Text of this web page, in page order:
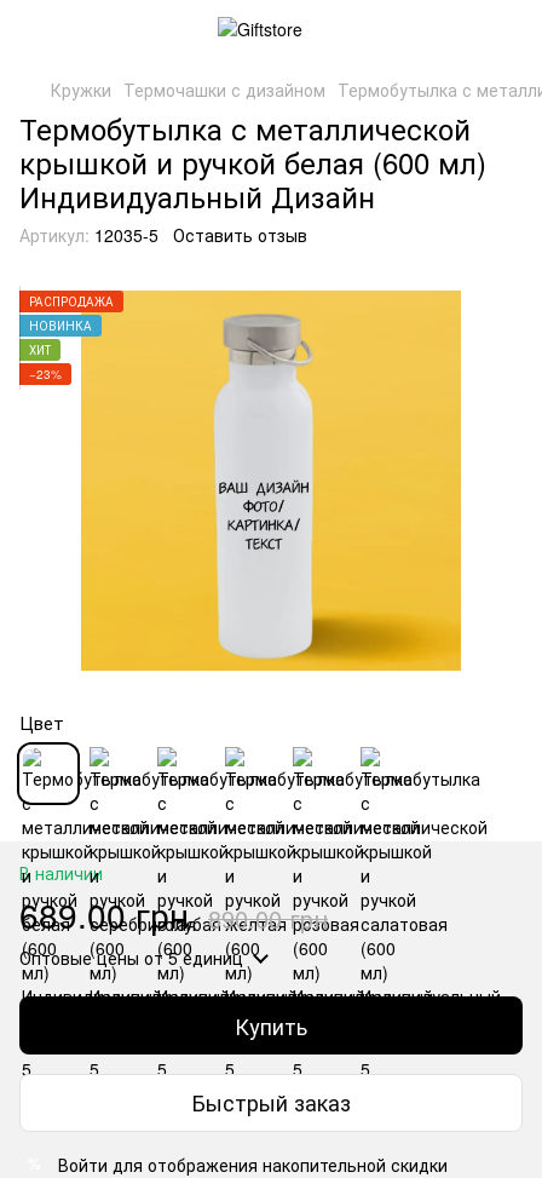
Кружки Термочашки с дизайном Термобутылка с
Термобутылка с металлической
крышкой и ручкой белая (600 мл)
Индивидуальный Дизайн
Артикул: 12035-5 Оставить отзыв
РАСПРОДАЖА
НОВИНКА
ХИТ
−23%
Цвет
В наличии
689.00 грн 890.00 грн
Оптовые цены от 5 единиц
Купить
Быстрый заказ
Войти для отображения накопительной скидки